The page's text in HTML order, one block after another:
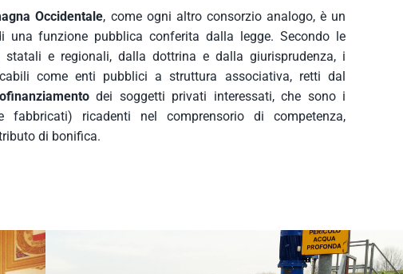
Occidentale, come ogni altro consorzio analogo, è un
una funzione pubblica conferita dalla legge. Secondo le
statali e regionali, dalla dottrina e dalla giurisprudenza, i
come enti pubblici a struttura associativa, retti dal
dei soggetti privati interessati, che sono i
ricadenti nel comprensorio di competenza,
di bonifica.